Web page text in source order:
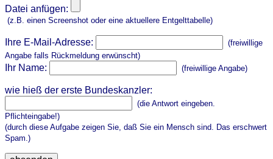
Datei anfügen:
(z.B. einen Screenshot oder eine aktuellere Entgelttabelle)
Ihre E-Mail-Adresse:
(freiwillige
Angabe falls Rückmeldung erwünscht)
Ihr Name: (freiwillige Angabe)
wie hieß der erste Bundeskanzler:
(die Antwort eingeben.
Pflichteingabe!)
(durch diese Aufgabe zeigen Sie, daß Sie ein Mensch sind. Das erschwert
Spam.)